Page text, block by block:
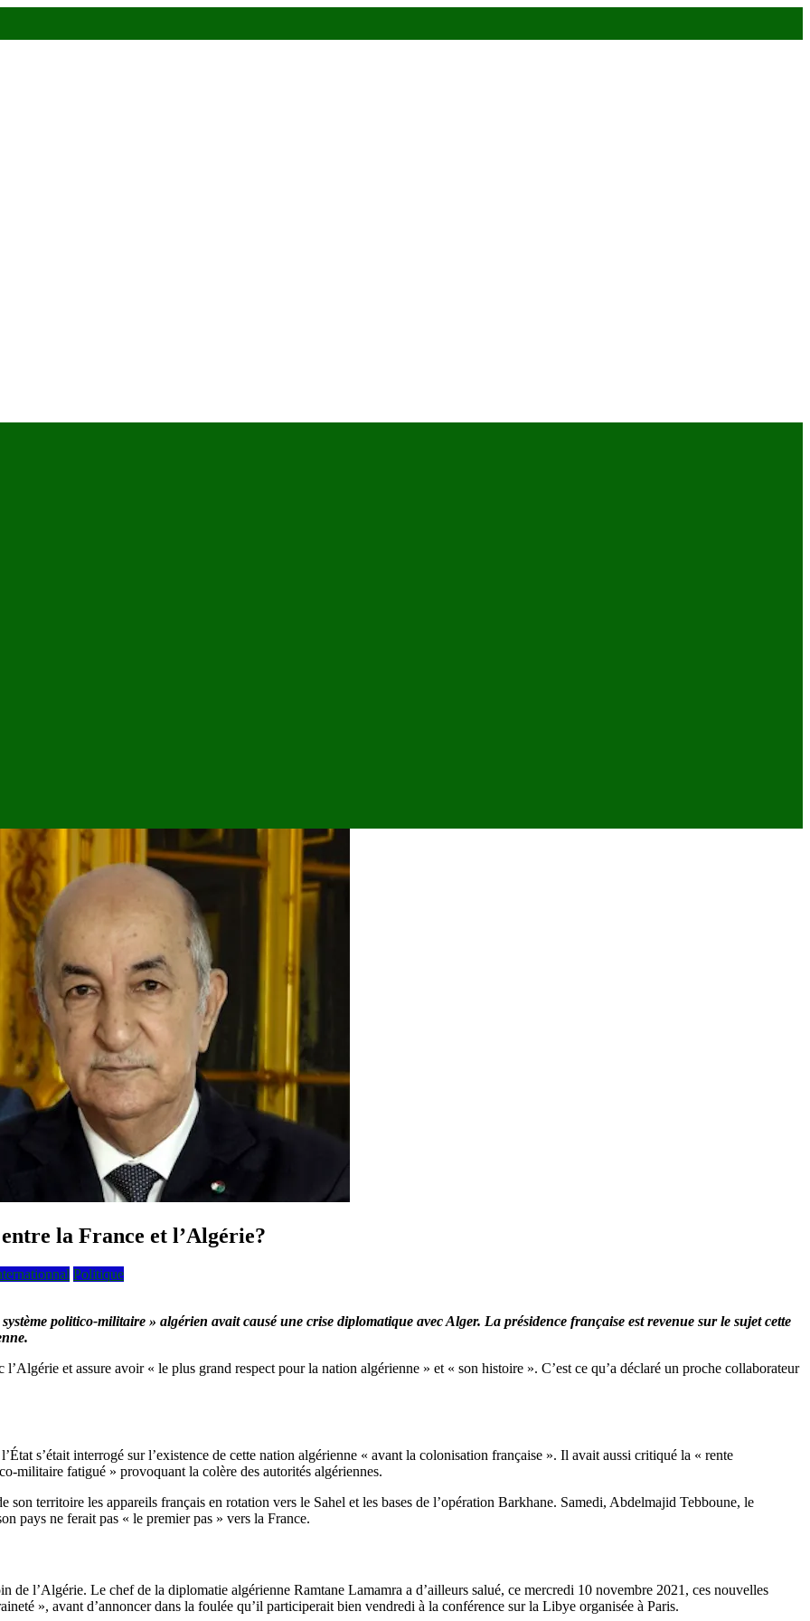
la France et l’Algérie?
Politique
politico-militaire » algérien avait causé une crise diplomatique avec Alger. La présidence française est revenue sur le sujet cette
et assure avoir « le plus grand respect pour la nation algérienne » et « son histoire ». C’est ce qu’a déclaré un proche collaborateur
s’était interrogé sur l’existence de cette nation algérienne « avant la colonisation française ». Il avait aussi critiqué la « rente
militaire fatigué » provoquant la colère des autorités algériennes.
son territoire les appareils français en rotation vers le Sahel et les bases de l’opération Barkhane. Samedi, Abdelmajid Tebboune, le
pays ne ferait pas « le premier pas » vers la France.
de l’Algérie. Le chef de la diplomatie algérienne Ramtane Lamamra a d’ailleurs salué, ce mercredi 10 novembre 2021, ces nouvelles
», avant d’annoncer dans la foulée qu’il participerait bien vendredi à la conférence sur la Libye organisée à Paris.